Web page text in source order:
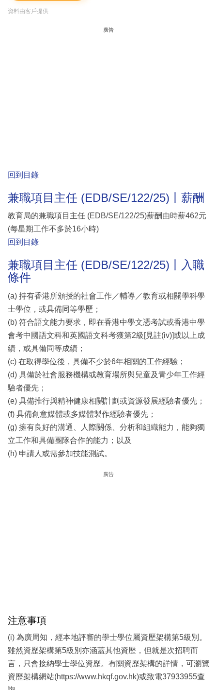
資料由客戶提供
廣告
回到目錄
兼職項目主任 (EDB/SE/122/25)丨薪酬
教育局的兼職項目主任 (EDB/SE/122/25)薪酬由時薪462元
(每星期工作不多於16小時)
回到目錄
兼職項目主任 (EDB/SE/122/25)丨入職
條件
(a) 持有香港所頒授的社會工作／輔導／教育或相關學科學
士學位，或具備同等學歷；
(b) 符合語文能力要求，即在香港中學文憑考試或香港中學
會考中國語文科和英國語文科考獲第2級[見註(iv)]或以上成
績，或具備同等成績；
(c) 在取得學位後，具備不少於6年相關的工作經驗；
(d) 具備於社會服務機構或教育場所與兒童及青少年工作經
驗者優先；
(e) 具備推行與精神健康相關計劃或資源發展經驗者優先；
(f) 具備創意媒體或多媒體製作經驗者優先；
(g) 擁有良好的溝通、人際關係、分析和組織能力，能夠獨
立工作和具備團隊合作的能力；以及
(h) 申請人或需參加技能測試。
廣告
注意事項
(i) 為廣周知，經本地評審的學士學位屬資歷架構第5級別。
雖然資歷架構第5級別亦涵蓋其他資歷，但就是次招聘而
言，只會接納學士學位資歷。有關資歷架構的詳情，可瀏覽
資歷架構網站(https://www.hkqf.gov.hk)或致電37933955查